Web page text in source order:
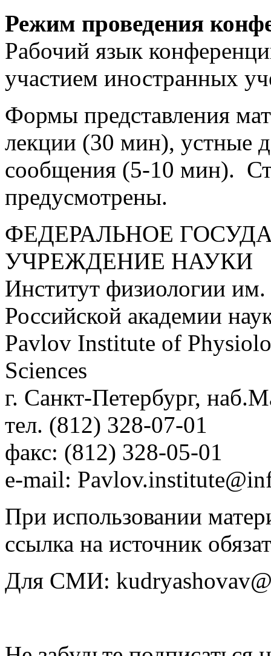
Режим проведения
Рабочий язык
участием иностранных
Формы представления
лекции (30 мин), устные
сообщения (5-10 мин).
предусмотрены.
ФЕДЕРАЛЬНОЕ
УЧРЕЖДЕНИЕ НАУКИ
Институт физиологии
Российской академии
Pavlov Institute of
Sciences
г. Санкт-Петербург,
тел. (812) 328-07-01
факс: (812) 328-05-01
e-mail:
При использовании
ссылка на источник
Для СМИ: